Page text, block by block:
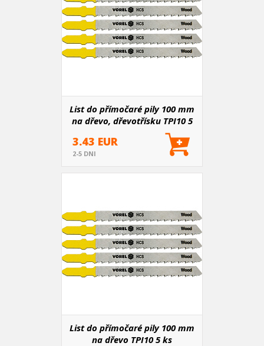
List do přímočaré pily 100 mm
na dřevo, dřevotřísku TPI10 5
3.43 EUR
2-5 DNI
List do přímočaré pily 100 mm
na dřevo TPI10 5 ks